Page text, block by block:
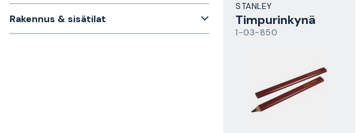
Rakennus & sisätilat
STANLEY
Timpurinkynä
1-03-850